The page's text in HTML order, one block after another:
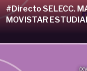
#Directo SELECC.
MOVISTAR